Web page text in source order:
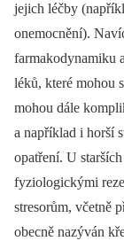
jejich léčby
onemocnění).
farmakodynamiku
léků, které mohou
mohou dále
a například i horší
opatření. U
fyziologickými
stresorům, včetně
obecně nazýván